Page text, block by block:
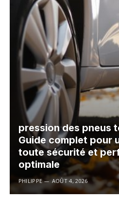
pression des pneus
Guide complet pour
toute sécurité et
optimale
PHILIPPE AOÛT 4, 2026